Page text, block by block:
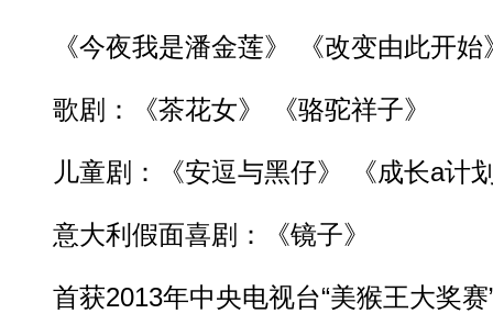
《今夜我是潘金莲》 《改变由此开始
歌剧：《茶花女》 《骆驼祥子》
儿童剧：《安逗与黑仔》 《成长a计
意大利假面喜剧：《镜子》
首获2013年中央电视台“美猴王大奖赛